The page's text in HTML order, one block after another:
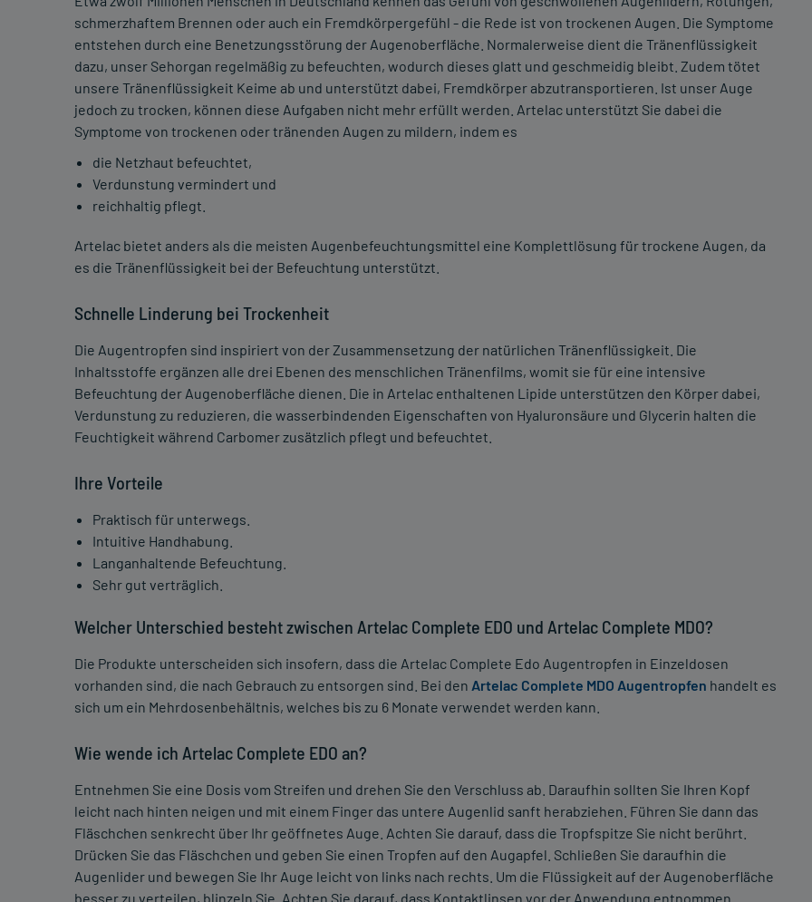
schmerzhaftem Brennen oder auch ein Fremdkörpergefühl - die Rede ist von trockenen Augen. Die Symptome
entstehen durch eine Benetzungsstörung der Augenoberfläche. Normalerweise dient die Tränenflüssigkeit
dazu, unser Sehorgan regelmäßig zu befeuchten, wodurch dieses glatt und geschmeidig bleibt. Zudem tötet
unsere Tränenflüssigkeit Keime ab und unterstützt dabei, Fremdkörper abzutransportieren. Ist unser Auge
jedoch zu trocken, können diese Aufgaben nicht mehr erfüllt werden. Artelac unterstützt Sie dabei die
Symptome von trockenen oder tränenden Augen zu mildern, indem es
die Netzhaut befeuchtet,
Verdunstung vermindert und
reichhaltig pflegt.
Artelac bietet anders als die meisten Augenbefeuchtungsmittel eine Komplettlösung für trockene Augen, da
es die Tränenflüssigkeit bei der Befeuchtung unterstützt.
Schnelle Linderung bei Trockenheit
Die Augentropfen sind inspiriert von der Zusammensetzung der natürlichen Tränenflüssigkeit. Die
Inhaltsstoffe ergänzen alle drei Ebenen des menschlichen Tränenfilms, womit sie für eine intensive
Befeuchtung der Augenoberfläche dienen. Die in Artelac enthaltenen Lipide unterstützen den Körper dabei,
Verdunstung zu reduzieren, die wasserbindenden Eigenschaften von Hyaluronsäure und Glycerin halten die
Feuchtigkeit während Carbomer zusätzlich pflegt und befeuchtet.
Ihre Vorteile
Praktisch für unterwegs.
Intuitive Handhabung.
Langanhaltende Befeuchtung.
Sehr gut verträglich.
Welcher Unterschied besteht zwischen Artelac Complete EDO und Artelac Complete MDO?
Die Produkte unterscheiden sich insofern, dass die Artelac Complete Edo Augentropfen in Einzeldosen
vorhanden sind, die nach Gebrauch zu entsorgen sind. Bei den Artelac Complete MDO Augentropfen handelt es
sich um ein Mehrdosenbehältnis, welches bis zu 6 Monate verwendet werden kann.
Wie wende ich Artelac Complete EDO an?
Entnehmen Sie eine Dosis vom Streifen und drehen Sie den Verschluss ab. Daraufhin sollten Sie Ihren Kopf
leicht nach hinten neigen und mit einem Finger das untere Augenlid sanft herabziehen. Führen Sie dann das
Fläschchen senkrecht über Ihr geöffnetes Auge. Achten Sie darauf, dass die Tropfspitze Sie nicht berührt.
Drücken Sie das Fläschchen und geben Sie einen Tropfen auf den Augapfel. Schließen Sie daraufhin die
Augenlider und bewegen Sie Ihr Auge leicht von links nach rechts. Um die Flüssigkeit auf der Augenoberfläche
besser zu verteilen, blinzeln Sie. Achten Sie darauf, dass Kontaktlinsen vor der Anwendung entnommen